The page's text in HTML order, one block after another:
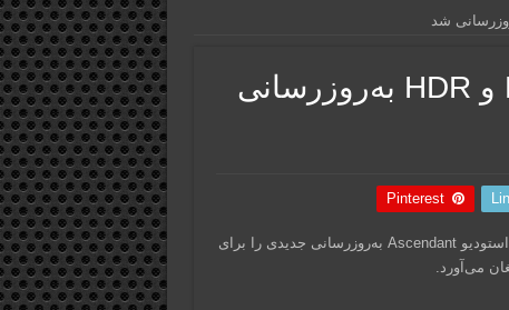
Immortals of Aveum با FSR 3 و HDR به‌روزرسانی
Pinterest
عاشقان بازی Immortals of Aveum، خبرهای خوبی برایتان داریم! استودیو Ascendant به‌روزرسانی جدیدی را برای